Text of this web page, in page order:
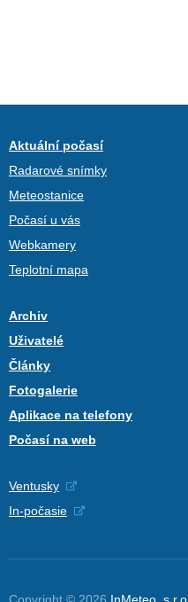
Aktuální počasí
Radarové snímky
Meteostanice
Počasí u vás
Webkamery
Teplotní mapa
Archiv
Uživatelé
Články
Fotogalerie
Aplikace na telefony
Počasí na web
Ventusky
In-počasie
Copyright © 2026 InMeteo, s.r.o.